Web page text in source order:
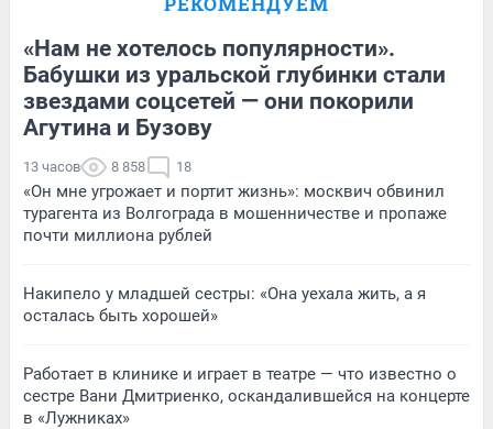
«Нам не хотелось популярности».
Бабушки из уральской глубинки стали
звездами соцсетей — они покорили
Агутина и Бузову
13 часов 8 858 18
«Он мне угрожает и портит жизнь»: москвич обвинил
турагента из Волгограда в мошенничестве и пропаже
почти миллиона рублей
Накипело у младшей сестры: «Она уехала жить, а я
осталась быть хорошей»
Работает в клинике и играет в театре — что известно о
сестре Вани Дмитриенко, оскандалившейся на концерте
в «Лужниках»